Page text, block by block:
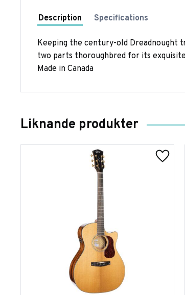
Description Specifications
Keeping the century-old Dreadnought
two parts thoroughbred for its
Made in Canada
Liknande produkter